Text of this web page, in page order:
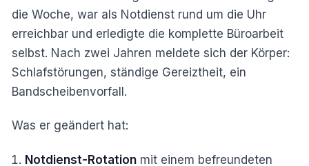
die Woche, war als Notdienst rund um die Uhr
erreichbar und erledigte die komplette Büroarbeit
selbst. Nach zwei Jahren meldete sich der Körper:
Schlafstörungen, ständige Gereiztheit, ein
Bandscheibenvorfall.
Was er geändert hat:
Notdienst-Rotation mit einem befreundeten